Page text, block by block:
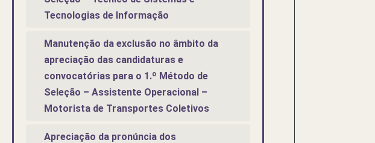
Tecnologias de Informação
Manutenção da exclusão no âmbito da
apreciação das candidaturas e
convocatórias para o 1.º Método de
Seleção – Assistente Operacional –
Motorista de Transportes Coletivos
Apreciação da pronúncia dos